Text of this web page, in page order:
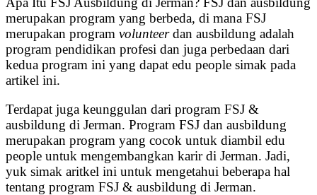
merupakan program yang berbeda, di mana FSJ
merupakan program volunteerdan ausbildung adalah
program pendidikan profesi dan juga perbedaan dari
kedua program ini yang dapat edu people simak pada
artikel ini.
Terdapat juga keunggulan dari program FSJ &
ausbildung di Jerman. Program FSJ dan ausbildung
merupakan program yang cocok untuk diambil edu
people untuk mengembangkan karir di Jerman. Jadi,
yuk simak aritkel ini untuk mengetahui beberapa hal
tentang program FSJ & ausbildung di Jerman.